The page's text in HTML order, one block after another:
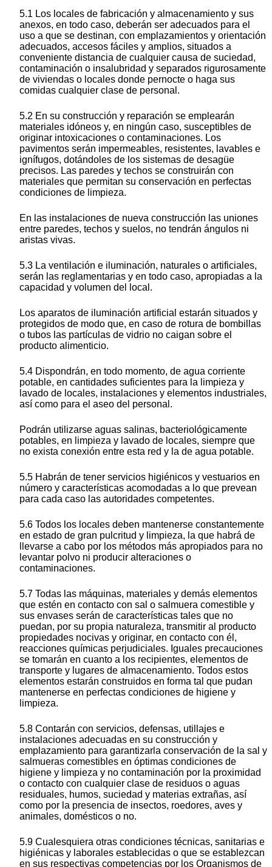
5.1 Los locales de fabricación y almacenamiento y sus
anexos, en todo caso, deberán ser adecuados para el
uso a que se destinan, con emplazamientos y orientación
adecuados, accesos fáciles y amplios, situados a
conveniente distancia de cualquier causa de suciedad,
contaminación o insalubridad y separados rigurosamente
de viviendas o locales donde pernocte o haga sus
comidas cualquier clase de personal.
5.2 En su construcción y reparación se emplearán
materiales idóneos y, en ningún caso, susceptibles de
originar intoxicaciones o contaminaciones. Los
pavimentos serán impermeables, resistentes, lavables e
ignífugos, dotándoles de los sistemas de desagüe
precisos. Las paredes y techos se construirán con
materiales que permitan su conservación en perfectas
condiciones de limpieza.
En las instalaciones de nueva construcción las uniones
entre paredes, techos y suelos, no tendrán ángulos ni
aristas vivas.
5.3 La ventilación e iluminación, naturales o artificiales,
serán las reglamentarias y en todo caso, apropiadas a la
capacidad y volumen del local.
Los aparatos de iluminación artificial estarán situados y
protegidos de modo que, en caso de rotura de bombillas
o tubos las partículas de vidrio no caigan sobre el
producto alimenticio.
5.4 Dispondrán, en todo momento, de agua corriente
potable, en cantidades suficientes para la limpieza y
lavado de locales, instalaciones y elementos industriales,
así como para el aseo del personal.
Podrán utilizarse aguas salinas, bacteriológicamente
potables, en limpieza y lavado de locales, siempre que
no exista conexión entre esta red y la de agua potable.
5.5 Habrán de tener servicios higiénicos y vestuarios en
número y características acomodadas a lo que prevean
para cada caso las autoridades competentes.
5.6 Todos los locales deben mantenerse constantemente
en estado de gran pulcritud y limpieza, la que habrá de
llevarse a cabo por los métodos más apropiados para no
levantar polvo ni producir alteraciones o
contaminaciones.
5.7 Todas las máquinas, materiales y demás elementos
que estén en contacto con sal o salmuera comestible y
sus envases serán de características tales que no
puedan, por su propia naturaleza, transmitir al producto
propiedades nocivas y originar, en contacto con él,
reacciones químicas perjudiciales. Iguales precauciones
se tomarán en cuanto a los recipientes, elementos de
transporte y lugares de almacenamiento. Todos estos
elementos estarán construidos en forma tal que pudan
mantenerse en perfectas condiciones de higiene y
limpieza.
5.8 Contarán con servicios, defensas, utillajes e
instalaciones adecuadas en su construcción y
emplazamiento para garantizarla conservación de la sal y
salmueras comestibles en óptimas condiciones de
higiene y limpieza y no contaminación por la proximidad
o contacto con cualquier clase de residuos o aguas
residuales, humos, suciedad y materias extrañas, así
como por la presencia de insectos, roedores, aves y
animales, domésticos o no.
5.9 Cualesquiera otras condiciones técnicas, sanitarias e
higiénicas y laborales establecidas o que se establezcan
en sus respectivas competencias por los Organismos de